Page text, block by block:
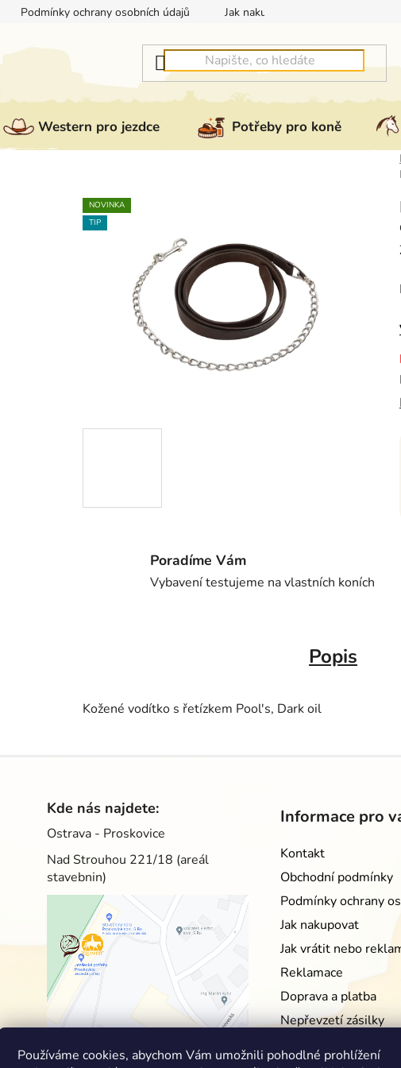
Používáme cookies, abychom Vám umožnili pohodlné prohlížení
Podmínky ochrany osobních údajů Jak nakupovat
Western pro jezdce Potřeby pro koně
NOVINKA
TIP
Poradíme Vám
Vybavení testujeme na vlastních koních
Popis
Kožené vodítko s řetízkem Pool's, Dark oil
Kde nás najdete:
Ostrava - Proskovice
Nad Strouhou 221/18 (areál
stavebnin)
Informace pro
Kontakt
Obchodní podmínky
Podmínky ochrany
Jak nakupovat
Jak vrátit nebo
Reklamace
Doprava a platba
Nepřevzetí zásilky